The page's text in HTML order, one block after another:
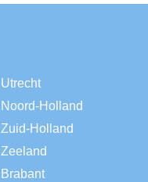
Utrecht
Noord-Holland
Zuid-Holland
Zeeland
Brabant